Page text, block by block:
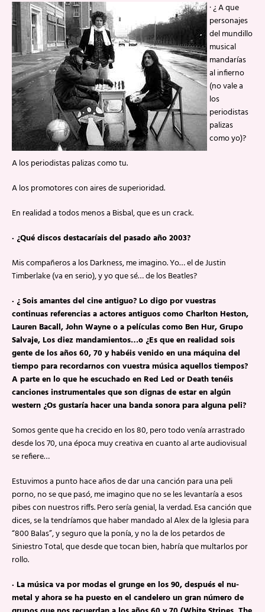
· ¿ A que
personajes
del mundillo
musical
mandarías
al infierno
(no vale a
los
periodistas
palizas
como yo)?
A los periodistas palizas como tu.
A los promotores con aires de superioridad.
En realidad a todos menos a Bisbal, que es un crack.
· ¿Qué discos destacaríais del pasado año 2003?
Mis compañeros a los Darkness, me imagino. Yo… el de Justin
Timberlake (va en serio), y yo que sé… de los Beatles?
· ¿ Sois amantes del cine antiguo? Lo digo por vuestras
continuas referencias a actores antiguos como Charlton Heston,
Lauren Bacall, John Wayne o a películas como Ben Hur, Grupo
Salvaje, Los diez mandamientos…o ¿Es que en realidad sois
gente de los años 60, 70 y habéis venido en una máquina del
tiempo para recordarnos con vuestra música aquellos tiempos?
A parte en lo que he escuchado en Red Led or Death tenéis
canciones instrumentales que son dignas de estar en algún
western ¿Os gustaría hacer una banda sonora para alguna peli?
Somos gente que ha crecido en los 80, pero todo venía arrastrado
desde los 70, una época muy creativa en cuanto al arte audiovisual
se refiere…
Estuvimos a punto hace años de dar una canción para una peli
porno, no se que pasó, me imagino que no se les levantaría a esos
pibes con nuestros riffs. Pero sería genial, la verdad. Esa canción que
dices, se la tendríamos que haber mandado al Alex de la Iglesia para
“800 Balas”, y seguro que la ponía, y no la de los petardos de
Siniestro Total, que desde que tocan bien, habría que multarlos por
rollo.
· La música va por modas el grunge en los 90, después el nu-
metal y ahora se ha puesto en el candelero un gran número de